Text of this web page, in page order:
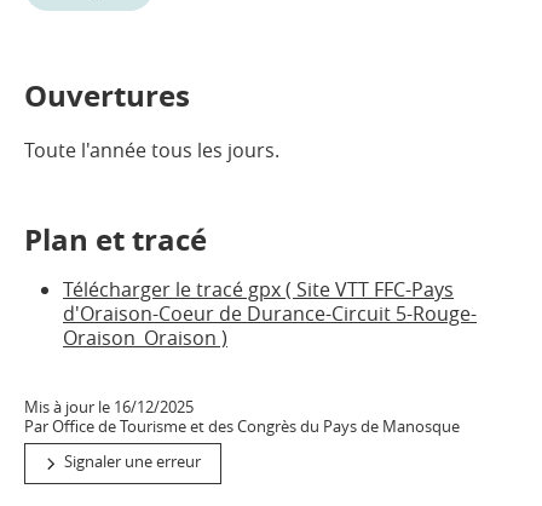
Ouvertures
Toute l'année tous les jours.
Plan et tracé
Télécharger le tracé gpx ( Site VTT FFC-Pays
d'Oraison-Coeur de Durance-Circuit 5-Rouge-
Oraison_Oraison )
Mis à jour le 16/12/2025
Par Office de Tourisme et des Congrès du Pays de Manosque
Signaler une erreur